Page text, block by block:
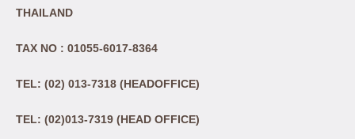
THAILAND
TAX NO : 01055-6017-8364
TEL: (02) 013-7318 (HEADOFFICE)
TEL: (02)013-7319 (HEAD OFFICE)